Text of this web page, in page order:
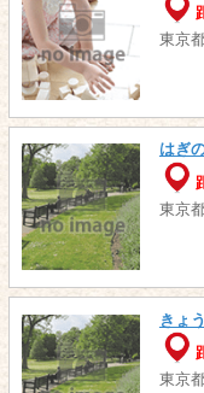
東京
はぎ
東京
きょ
東京